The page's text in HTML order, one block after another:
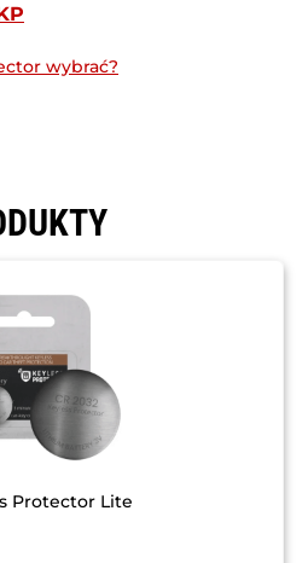
wybrać?
Protector Lite